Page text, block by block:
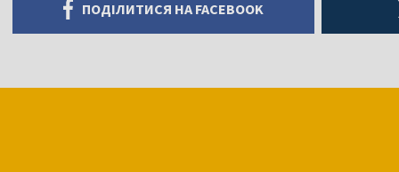
ПОДІЛИТИСЯ НА FACEBOOK